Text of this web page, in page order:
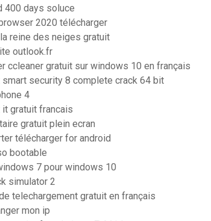
400 days soluce
2020 télécharger
reine des neiges gratuit
outlook.fr
ccleaner gratuit sur windows 10 en français
security 8 complete crack 64 bit
4
gratuit francais
gratuit plein ecran
télécharger for android
bootable
7 pour windows 10
simulator 2
telechargement gratuit en français
mon ip